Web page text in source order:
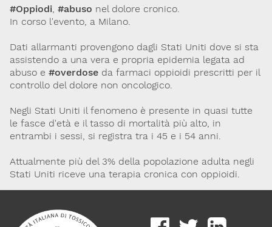
#Oppiodi, #abuso nel dolore cronico.
In corso l'evento, a Milano.
Dati allarmanti provengono dagli Stati Uniti dove si sta
assistendo a una vera e propria epidemia legata ad
abuso e #overdose da farmaci oppioidi prescritti per il
controllo del dolore non oncologico.
Negli Stati Uniti il fenomeno è presente in quasi tutte
le fasce d'età e il tasso di mortalità più alto, in
entrambi i sessi, si registra tra i 45 e i 54 anni.
Attualmente più del 3% della popolazione adulta negli
Stati Uniti riceve una terapia cronica con oppioidi.
Via Giovanni Pascoli, 3
20129, Milano
P.I. 06792491000
Codice SDI: M5UXCR1
T. 02-29520311
La Società
Eventi